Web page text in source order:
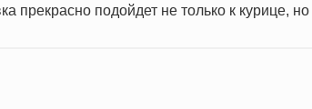
прекрасно подойдет не только к курице,